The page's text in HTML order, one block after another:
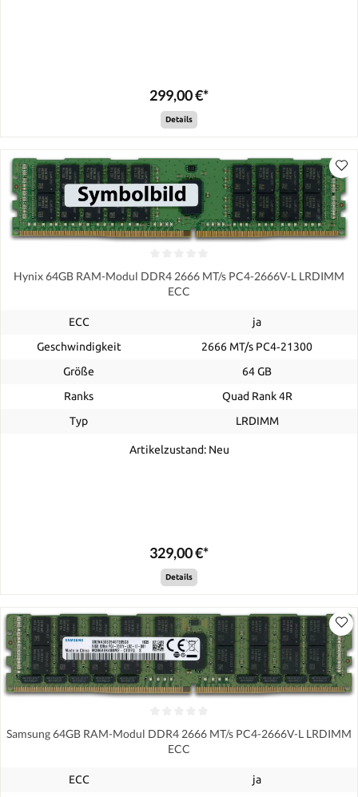
299,00 €*
Details
Hynix 64GB RAM-Modul DDR4 2666 MT/s PC4-2666V-L LRDIMM
ECC
ECC
ja
Geschwindigkeit
2666 MT/s PC4‑21300
Größe
64 GB
Ranks
Quad Rank 4R
Typ
LRDIMM
Artikelzustand: Neu
329,00 €*
Details
Samsung 64GB RAM-Modul DDR4 2666 MT/s PC4-2666V-L LRDIMM
ECC
ECC ja